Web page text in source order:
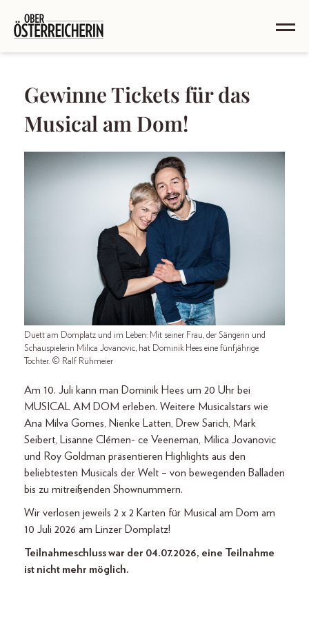
Gewinne Tickets für das
Musical am Dom!
Duett am Domplatz und im Leben: Mit seiner Frau, der Sängerin und
Schauspielerin Milica Jovanovic, hat Dominik Hees eine fünfjährige
Tochter. © Ralf Rühmeier
Am 10. Juli kann man Dominik Hees um 20 Uhr bei
MUSICAL AM DOM erleben. Weitere Musicalstars wie
Ana Milva Gomes, Nienke Latten, Drew Sarich, Mark
Seibert, Lisanne Clémen- ce Veeneman, Milica Jovanovic
und Roy Goldman präsentieren Highlights aus den
beliebtesten Musicals der Welt – von bewegenden Balladen
bis zu mitreißenden Shownummern.
Wir verlosen jeweils 2 x 2 Karten für Musical am Dom am
10 Juli 2026 am Linzer Domplatz!
Teilnahmeschluss war der 04.07.2026, eine Teilnahme
ist nicht mehr möglich.